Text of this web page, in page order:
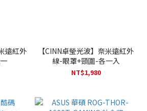
遠紅外
【CINN卓瑩光波】奈米遠紅外
線-眼罩+頸圍-各一入
NT$1,980